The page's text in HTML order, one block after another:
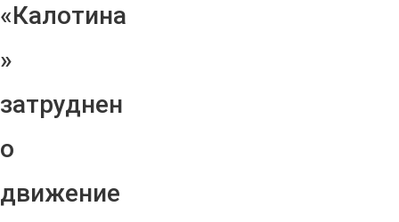
«Калотина
»
затруднен
о
движение